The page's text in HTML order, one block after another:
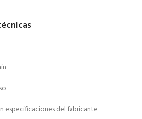
especificaciones del fabricante